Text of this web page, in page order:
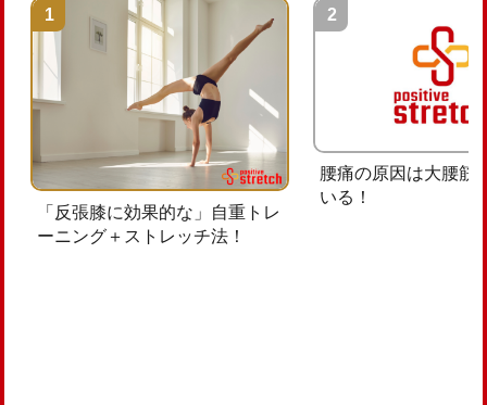
「反張膝に効果的な」自重トレ
ーニング＋ストレッチ法！
腰痛の原因は大腰筋
いる！